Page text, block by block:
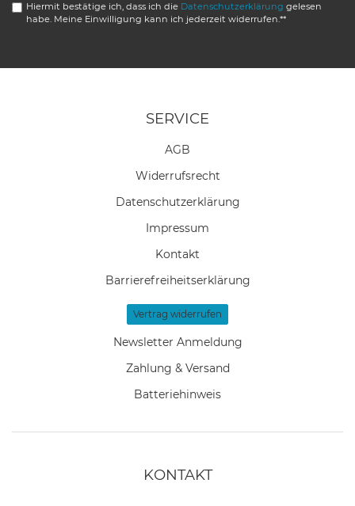
Hiermit bestätige ich, dass ich die Daten­schutz­erklärung gelesen
habe. Meine Einwilligung kann ich jederzeit widerrufen.**
SERVICE
AGB
Widerrufs­recht
Daten­schutz­erklärung
Impressum
Kontakt
Barrierefreiheitserklärung
Vertrag widerrufen
Newsletter Anmeldung
Zahlung & Versand
Batteriehinweis
KONTAKT